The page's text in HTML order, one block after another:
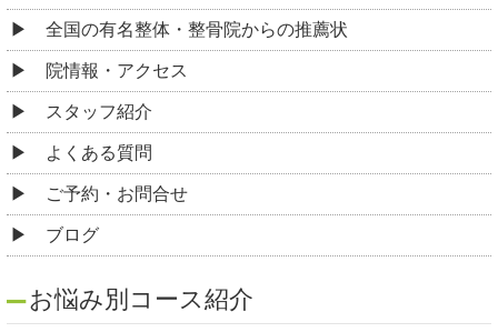
全国の有名整体・整骨院からの推薦状
院情報・アクセス
スタッフ紹介
よくある質問
ご予約・お問合せ
ブログ
お悩み別コース紹介